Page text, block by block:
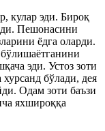
кулар эди. Бироқ
Пешонасини
ёдга оларди.
эди. Устоз зоти
бўлади, дея
Одам зоти баъзи
яхшироққа